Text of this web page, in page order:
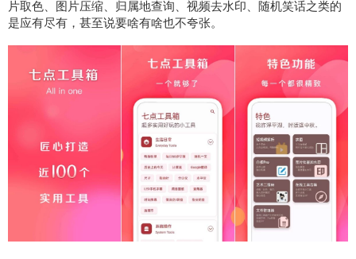
片取色、图片压缩、归属地查询、视频去水印、随机笑话之类的
是应有尽有，甚至说要啥有啥也不夸张。